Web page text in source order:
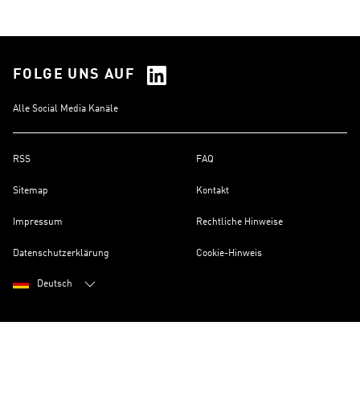
FOLGE UNS AUF
Alle Social Media Kanäle
RSS FAQ
Sitemap Kontakt
Impressum Rechtliche Hinweise
Datenschutzerklärung Cookie-Hinweis
Deutsch